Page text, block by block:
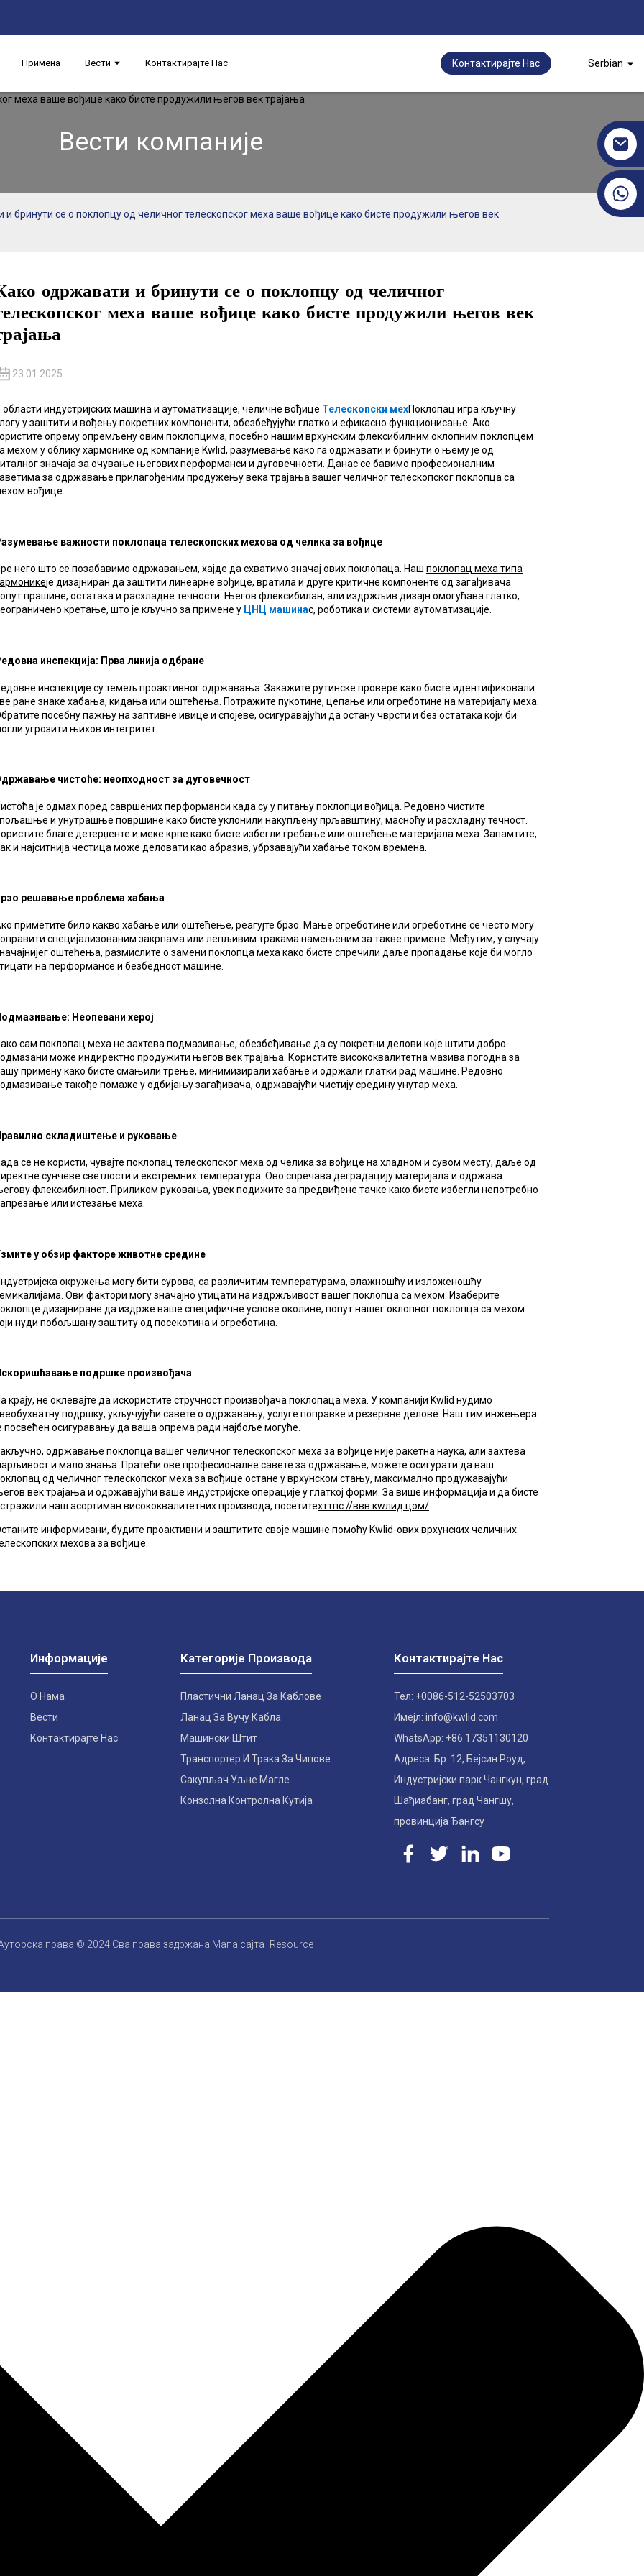
Примена Вести Контактирајте Нас Контактирајте Нас Serbian
Вести компаније
и бринути се о поклопцу од челичног телескопског меха ваше вођице како бисте продужили његов век
одржавати и бринути се о поклопцу од челичног
меха ваше вођице како бисте продужили његов век
23.01.2025.
области индустријских машина и аутоматизације, челичне вођице Телескопски мехПоклопац игра кључну
у заштити и вођењу покретних компоненти, обезбеђујући глатко и ефикасно функционисање. Ако
опрему опремљену овим поклопцима, посебно нашим врхунским флексибилним оклопним поклопцем
мехом у облику хармонике од компаније Kwlid, разумевање како га одржавати и бринути о њему је од
значаја за очување његових перформанси и дуговечности. Данас се бавимо професионалним
за одржавање прилагођеним продужењу века трајања вашег челичног телескопског поклопца са
вођице.
важности поклопаца телескопских мехова од челика за вођице
него што се позабавимо одржавањем, хајде да схватимо значај ових поклопаца. Наш поклопац меха типа
је дизајниран да заштити линеарне вођице, вратила и друге критичне компоненте од загађивача
прашине, остатака и расхладне течности. Његов флексибилан, али издржљив дизајн омогућава глатко,
кретање, што је кључно за примене у ЦНЦ машинас, роботика и системи аутоматизације.
инспекција: Прва линија одбране
инспекције су темељ проактивног одржавања. Закажите рутинске провере како бисте идентификовали
ране знаке хабања, кидања или оштећења. Потражите пукотине, цепање или огреботине на материјалу меха.
посебну пажњу на заптивне ивице и спојеве, осигуравајући да остану чврсти и без остатака који би
угрозити њихов интегритет.
чистоће: неопходност за дуговечност
је одмах поред савршених перформанси када су у питању поклопци вођица. Редовно чистите
и унутрашње површине како бисте уклонили накупљену прљавштину, масноћу и расхладну течност.
благе детерџенте и меке крпе како бисте избегли гребање или оштећење материјала меха. Запамтите,
и најситнија честица може деловати као абразив, убрзавајући хабање током времена.
решавање проблема хабања
приметите било какво хабање или оштећење, реагујте брзо. Мање огреботине или огреботине се често могу
специјализованим закрпама или лепљивим тракама намењеним за такве примене. Међутим, у случају
оштећења, размислите о замени поклопца меха како бисте спречили даље пропадање које би могло
на перформансе и безбедност машине.
Неопевани херој
сам поклопац меха не захтева подмазивање, обезбеђивање да су покретни делови које штити добро
може индиректно продужити његов век трајања. Користите висококвалитетна мазива погодна за
примену како бисте смањили трење, минимизирали хабање и одржали глатки рад машине. Редовно
такође помаже у одбијању загађивача, одржавајући чистију средину унутар меха.
складиштење и руковање
се не користи, чувајте поклопац телескопског меха од челика за вођице на хладном и сувом месту, даље од
сунчеве светлости и екстремних температура. Ово спречава деградацију материјала и одржава
флексибилност. Приликом руковања, увек подижите за предвиђене тачке како бисте избегли непотребно
или истезање меха.
у обзир факторе животне средине
окружења могу бити сурова, са различитим температурама, влажношћу и изложеношћу
Ови фактори могу значајно утицати на издржљивост вашег поклопца са мехом. Изаберите
дизајниране да издрже ваше специфичне услове околине, попут нашег оклопног поклопца са мехом
нуди побољшану заштиту од посекотина и огреботина.
подршке произвођача
крају, не оклевајте да искористите стручност произвођача поклопаца меха. У компанији Kwlid нудимо
подршку, укључујући савете о одржавању, услуге поправке и резервне делове. Наш тим инжењера
посвећен осигуравању да ваша опрема ради најбоље могуће.
одржавање поклопца вашег челичног телескопског меха за вођице није ракетна наука, али захтева
и мало знања. Пратећи ове професионалне савете за одржавање, можете осигурати да ваш
од челичног телескопског меха за вођице остане у врхунском стању, максимално продужавајући
век трајања и одржавајући ваше индустријске операције у глаткој форми. За више информација и да бисте
наш асортиман висококвалитетних производа, посетитехттпс://ввв.кwлид.цом/
информисани, будите проактивни и заштитите своје машине помоћу Kwlid-ових врхунских челичних
мехова за вођице.
Информације
О Нама
Вести
Контактирајте Нас
Категорије Производа
Пластични Ланац За Каблове
Ланац За Вучу Кабла
Машински Штит
Транспортер И Трака За Чипове
Сакупљач Уљне Магле
Конзолна Контролна Кутија
Контактирајте Нас
Тел: +0086-512-52503703
Имејл: info@kwlid.com
WhatsApp: +86 17351130120
Адреса: Бр. 12, Бејсин Роуд,
Индустријски парк Чангкун, град
Шађиабанг, град Чангшу,
провинција Ђангсу
права © 2024 Сва права задржана Мапа сајта Resource